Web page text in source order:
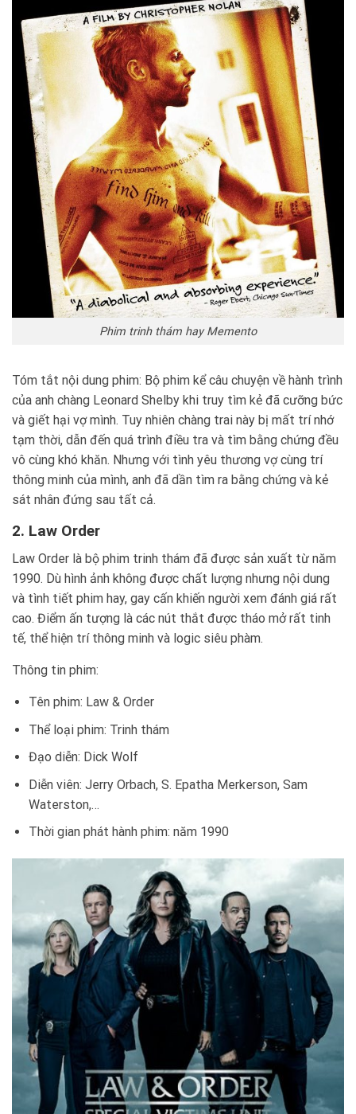
Phim trinh thám hay Memento
Tóm tắt nội dung phim: Bộ phim kể câu chuyện về hành trình
của anh chàng Leonard Shelby khi truy tìm kẻ đã cưỡng bức
và giết hại vợ mình. Tuy nhiên chàng trai này bị mất trí nhớ
tạm thời, dẫn đến quá trình điều tra và tìm bằng chứng đều
vô cùng khó khăn. Nhưng với tình yêu thương vợ cùng trí
thông minh của mình, anh đã dần tìm ra bằng chứng và kẻ
sát nhân đứng sau tất cả.
2. Law Order
Law Order là bộ phim trinh thám đã được sản xuất từ năm
1990. Dù hình ảnh không được chất lượng nhưng nội dung
và tình tiết phim hay, gay cấn khiến người xem đánh giá rất
cao. Điểm ấn tượng là các nút thắt được tháo mở rất tinh
tế, thể hiện trí thông minh và logic siêu phàm.
Thông tin phim:
Tên phim: Law & Order
Thể loại phim: Trinh thám
Đạo diễn: Dick Wolf
Diễn viên: Jerry Orbach, S. Epatha Merkerson, Sam
Waterston,…
Thời gian phát hành phim: năm 1990